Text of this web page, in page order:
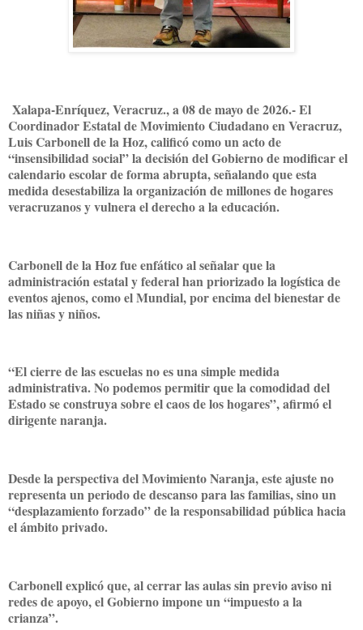
Xalapa-Enríquez, Veracruz., a 08 de mayo de 2026.- El
Coordinador Estatal de Movimiento Ciudadano en Veracruz,
Luis Carbonell de la Hoz, calificó como un acto de
“insensibilidad social” la decisión del Gobierno de modificar el
calendario escolar de forma abrupta, señalando que esta
medida desestabiliza la organización de millones de hogares
veracruzanos y vulnera el derecho a la educación.
Carbonell de la Hoz fue enfático al señalar que la
administración estatal y federal han priorizado la logística de
eventos ajenos, como el Mundial, por encima del bienestar de
las niñas y niños.
“El cierre de las escuelas no es una simple medida
administrativa. No podemos permitir que la comodidad del
Estado se construya sobre el caos de los hogares”, afirmó el
dirigente naranja.
Desde la perspectiva del Movimiento Naranja, este ajuste no
representa un periodo de descanso para las familias, sino un
“desplazamiento forzado” de la responsabilidad pública hacia
el ámbito privado.
Carbonell explicó que, al cerrar las aulas sin previo aviso ni
redes de apoyo, el Gobierno impone un “impuesto a la
crianza”.